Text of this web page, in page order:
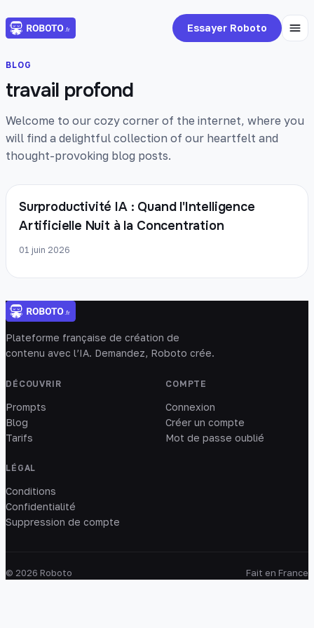
Essayer Roboto
BLOG
travail profond
Welcome to our cozy corner of the internet, where you
will find a delightful collection of our heartfelt and
thought-provoking blog posts.
Surproductivité IA : Quand l'Intelligence
Artificielle Nuit à la Concentration
01 juin 2026
Plateforme française de création de
contenu avec l’IA. Demandez, Roboto crée.
DÉCOUVRIR
Prompts
Blog
Tarifs
COMPTE
Connexion
Créer un compte
Mot de passe oublié
LÉGAL
Conditions
Confidentialité
Suppression de compte
© 2026 Roboto Fait en France